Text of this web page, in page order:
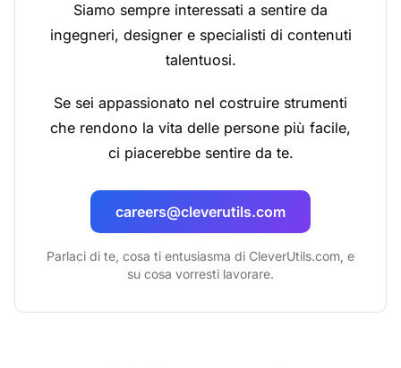
Siamo sempre interessati a sentire da
ingegneri, designer e specialisti di contenuti
talentuosi.
Se sei appassionato nel costruire strumenti
che rendono la vita delle persone più facile,
ci piacerebbe sentire da te.
careers@cleverutils.com
Parlaci di te, cosa ti entusiasma di CleverUtils.com, e
su cosa vorresti lavorare.